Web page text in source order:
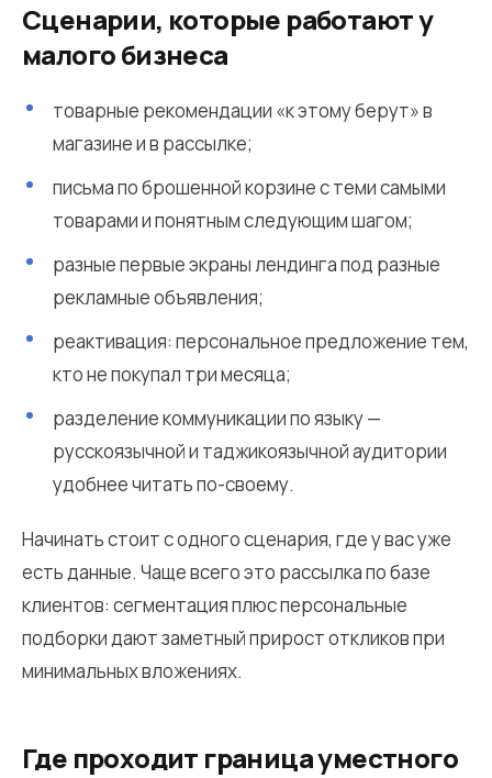
Сценарии, которые работают у
малого бизнеса
товарные рекомендации «к этому берут» в
магазине и в рассылке;
письма по брошенной корзине с теми самыми
товарами и понятным следующим шагом;
разные первые экраны лендинга под разные
рекламные объявления;
реактивация: персональное предложение тем,
кто не покупал три месяца;
разделение коммуникации по языку —
русскоязычной и таджикоязычной аудитории
удобнее читать по-своему.
Начинать стоит с одного сценария, где у вас уже
есть данные. Чаще всего это рассылка по базе
клиентов: сегментация плюс персональные
подборки дают заметный прирост откликов при
минимальных вложениях.
Где проходит граница уместного